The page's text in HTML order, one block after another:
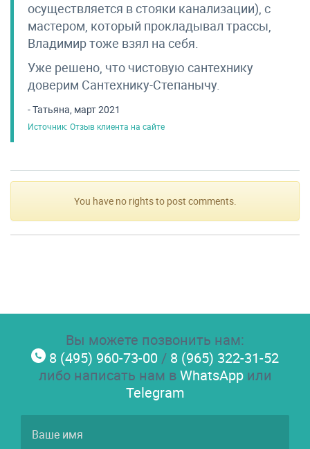
осуществляется в стояки канализации), с
мастером, который прокладывал трассы,
Владимир тоже взял на себя.
Уже решено, что чистовую сантехнику
доверим Сантехнику-Степанычу.
- Татьяна, март 2021
Источник: Отзыв клиента на сайте
You have no rights to post comments.
Вы можете позвонить нам:
8 (495) 960-73-00 / 8 (965) 322-31-52
либо написать нам вWhatsAppили
Telegram